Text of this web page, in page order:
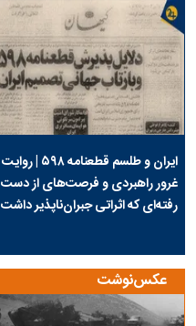
ایران و طلسم قطعنامه ۵۹۸ | روایت
غرور راهبردی و فرصت‌های از دست
رفته‌ای که اثراتی جبران‌ناپذیر داشت
عکس‌نوشت